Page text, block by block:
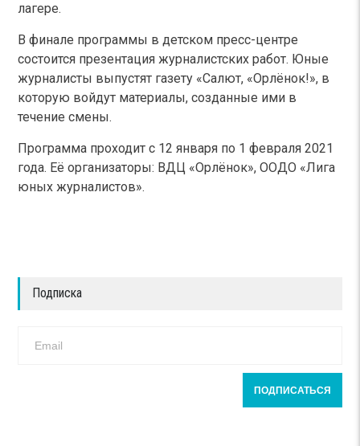
лагере.
В финале программы в детском пресс-центре
состоится презентация журналистских работ. Юные
журналисты выпустят газету «Салют, «Орлёнок!», в
которую войдут материалы, созданные ими в
течение смены.
Программа проходит с 12 января по 1 февраля 2021
года. Её организаторы: ВДЦ «Орлёнок», ООДО «Лига
юных журналистов».
Подписка